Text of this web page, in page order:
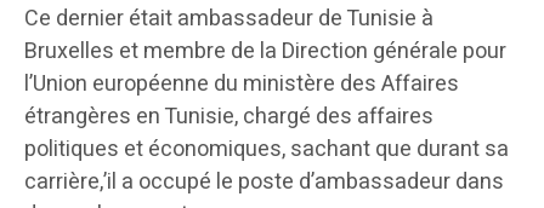
Ce dernier était ambassadeur de Tunisie à
Bruxelles et membre de la Direction générale pour
l’Union européenne du ministère des Affaires
étrangères en Tunisie, chargé des affaires
politiques et économiques, sachant que durant sa
carrière,’il a occupé le poste d’ambassadeur dans